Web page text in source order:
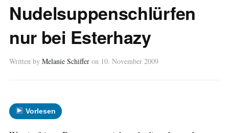
Nudelsuppenschlürfen
nur bei Esterhazy
Written by Melanie Schiffer on 10. November 2009
Vorlesen